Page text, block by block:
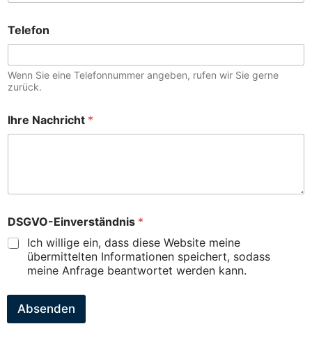
Telefon
Wenn Sie eine Telefonnummer angeben, rufen wir Sie gerne
zurück.
Ihre Nachricht *
DSGVO-Einverständnis *
Ich willige ein, dass diese Website meine
übermittelten Informationen speichert, sodass
meine Anfrage beantwortet werden kann.
Absenden